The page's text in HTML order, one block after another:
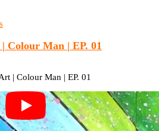
Colour Man | EP. 01
| Colour Man | EP. 01